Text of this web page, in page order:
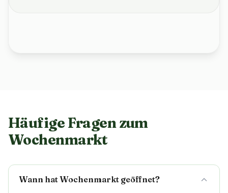
Häufige Fragen zum
Wochenmarkt
Wann hat Wochenmarkt geöffnet?